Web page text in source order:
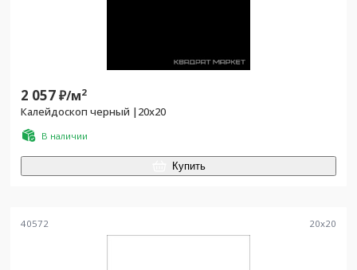
2 057₽/м2
Калейдоскоп черный |20x20
В наличии
Купить
40572 20x20